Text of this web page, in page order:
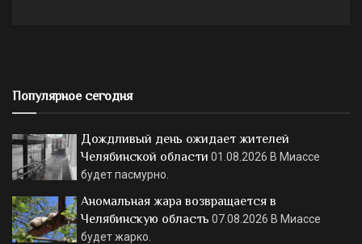
Популярное сегодня
Дождливый день ожидает жителей
Челябинской области 01.08.2026 В Миассе
будет пасмурно.
Аномальная жара возвращается в
Челябинскую область 07.08.2026 В Миассе
будет жарко.